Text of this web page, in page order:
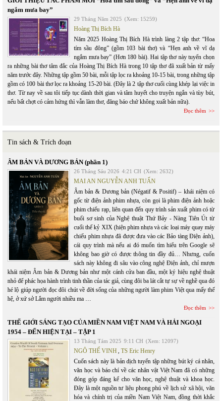
ngắm mưa bay”
29 Tháng Năm 2025 (Xem: 15259)
Hoàng Thị Bích Hà
Năm 2025 Hoàng Thị Bích Hà trình làng 2 tập thơ: “Hoa
tím sầu đông” (gồm 103 bài thơ) và “Hẹn anh về vĩ dạ
ngắm mưa bay” (Hơn 180 bài). Hai tập thơ này tuyển chọn
ra những bài thơ tâm đắc của Hoàng Thị Bích Hà trong 10 tập thơ đã xuất bản từ mấy
năm trước đây. Những tập gồm 50 bài, mỗi tập lọc ra khoảng 10-15 bài, trong những tập
gồm có 100 bài thơ lọc ra khoảng 15-20 bài. (Đây là 2 tập thơ cuối cùng khép lại việc in
thơ. Từ nay về sau tôi tiếp tục dành thời gian và tâm huyết cho truyện ngắn và tùy bút,
nếu bất chợt có cảm hứng thì vẫn làm thơ, đăng báo chứ không xuất bản nữa).
Đọc thêm
Tin sách & Trích đoạn
ÂM BẢN VÀ DƯƠNG BẢN (phần 1)
26 Tháng Sáu 2026 4:21 CH (Xem: 2632)
MAI AN NGUYỄN ANH TUẤN
Âm bản & Dương bản (Négatif & Positif) – khái niệm có
gốc từ điện ảnh phim nhựa, còn gọi là phim điện ảnh hoặc
phim chiếu rạp, liên quan đến quy trình sản xuất phim có từ
buổi sơ sinh của Nghệ thuật Thứ Bảy - Nàng Tiên Út từ
cuối thế kỷ XIX (hiện phim nhựa và các loại máy quay máy
chiếu phim nhựa đã được đưa vào các Bảo tàng Điện ảnh),
cái quy trình mà nếu ai đó muốn tìm hiểu trên Google sẽ
không bao giờ có được thông tin đầy đủ… Nhưng, cuốn
sách này không đi sâu vào công nghệ Điện ảnh, chỉ mượn
khái niệm Âm bản & Dương bản như một cánh cửa ban đầu, một ký hiệu nghệ thuật
nhỏ để phác họa hành trình tinh thần của tác giả, cùng đôi ba lát cắt tự sự về nghề qua đó
hé lộ giúp người đọc đôi chút về đời sống của những người làm phim Việt qua mấy thế
hệ, ở xứ sở Lắm người nhiều ma …
Đọc thêm
THẾ GIỚI SÁNG TẠO CỦA MIỀN NAM VIỆT NAM VÀ HẢI NGOẠI
1954 – ĐẾN HIỆN TẠI – TẬP 1
13 Tháng Tám 2025 9:11 CH (Xem: 12097)
NGÔ THẾ VINH, TS Eric Henry
Cuốn sách này là bản dịch tuyển tập những bút ký cá nhân,
văn học và báo chí về các nhân vật Việt Nam đã có những
đóng góp đáng kể cho văn học, nghệ thuật và khoa học.
Đây là một nguồn tư liệu phong phú về lịch sử xã hội, văn
hóa và chính trị của miền Nam Việt Nam, đồng thời khắc